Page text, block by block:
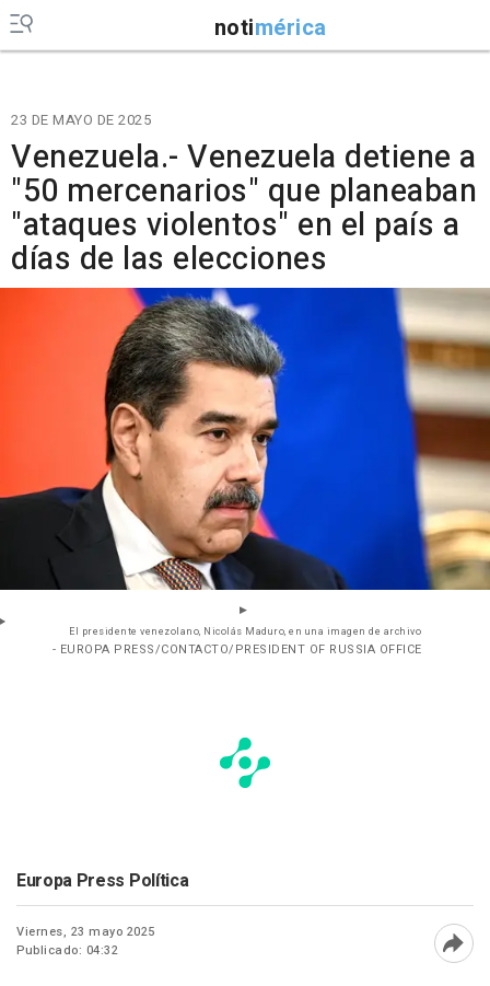
notimérica
23 DE MAYO DE 2025
Venezuela.- Venezuela detiene a
"50 mercenarios" que planeaban
"ataques violentos" en el país a
días de las elecciones
El presidente venezolano, Nicolás Maduro, en una imagen de archivo
- EUROPA PRESS/CONTACTO/PRESIDENT OF RUSSIA OFFICE
Europa Press Política
Viernes, 23 mayo 2025
Publicado: 04:32